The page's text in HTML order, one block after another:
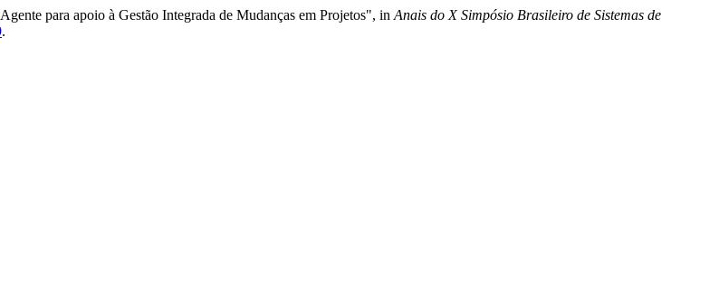
para apoio à Gestão Integrada de Mudanças em Projetos", in Anais do X Simpósio Brasileiro de Sistemas de
.